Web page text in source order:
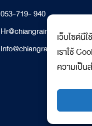
เว็บไซต์นี้ใ
เราใช้
ความเป็น
053-719- 940
Hr@chiangrairam.com
Info@chiangrairam.com